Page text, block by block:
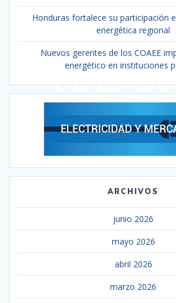
Honduras fortalece su participación
energética regional
Nuevos gerentes de los COAEE
energético en instituciones
ARCHIVOS
junio 2026
mayo 2026
abril 2026
marzo 2026